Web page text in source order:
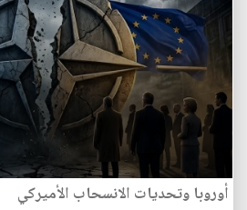
أوروبا وتحديات الانسحاب الأميركي